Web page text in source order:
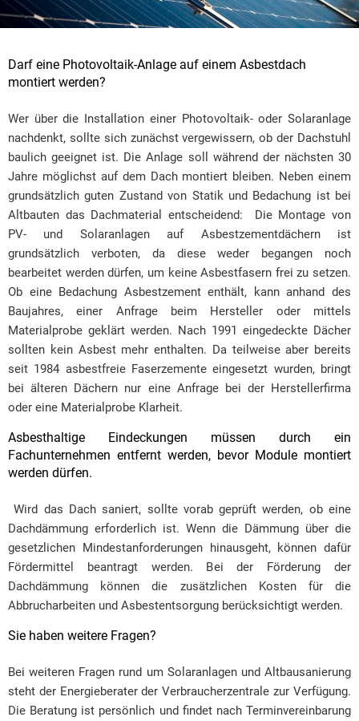
Darf eine Photovoltaik-Anlage auf einem Asbestdach
montiert werden?
Wer über die Installation einer Photovoltaik- oder Solaranlage
nachdenkt, sollte sich zunächst vergewissern, ob der Dachstuhl
baulich geeignet ist. Die Anlage soll während der nächsten 30
Jahre möglichst auf dem Dach montiert bleiben. Neben einem
grundsätzlich guten Zustand von Statik und Bedachung ist bei
Altbauten das Dachmaterial entscheidend: Die Montage von
PV- und Solaranlagen auf Asbestzementdächern ist
grundsätzlich verboten, da diese weder begangen noch
bearbeitet werden dürfen, um keine Asbestfasern frei zu setzen.
Ob eine Bedachung Asbestzement enthält, kann anhand des
Baujahres, einer Anfrage beim Hersteller oder mittels
Materialprobe geklärt werden. Nach 1991 eingedeckte Dächer
sollten kein Asbest mehr enthalten. Da teilweise aber bereits
seit 1984 asbestfreie Faserzemente eingesetzt wurden, bringt
bei älteren Dächern nur eine Anfrage bei der Herstellerfirma
oder eine Materialprobe Klarheit.
Asbesthaltige Eindeckungen müssen durch ein
Fachunternehmen entfernt werden, bevor Module montiert
werden dürfen.
Wird das Dach saniert, sollte vorab geprüft werden, ob eine
Dachdämmung erforderlich ist. Wenn die Dämmung über die
gesetzlichen Mindestanforderungen hinausgeht, können dafür
Fördermittel beantragt werden. Bei der Förderung der
Dachdämmung können die zusätzlichen Kosten für die
Abbrucharbeiten und Asbestentsorgung berücksichtigt werden.
Sie haben weitere Fragen?
Bei weiteren Fragen rund um Solaranlagen und Altbausanierung
steht der Energieberater der Verbraucherzentrale zur Verfügung.
Die Beratung ist persönlich und findet nach Terminvereinbarung